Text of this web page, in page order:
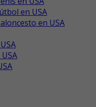
en USA
en USA